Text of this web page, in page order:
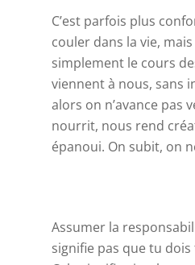
C’est parfois plus
couler dans la vie,
simplement le cours
viennent à nous, sans
alors on n’avance pas
nourrit, nous rend
épanoui. On subit, on
Assumer la
signifie pas que tu